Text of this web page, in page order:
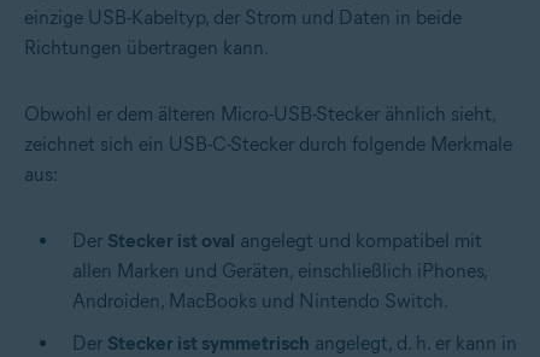
einzige USB-Kabeltyp, der Strom und Daten in beide
Richtungen übertragen kann.
Obwohl er dem älteren Micro-USB-Stecker ähnlich sieht,
zeichnet sich ein USB-C-Stecker durch folgende Merkmale
aus:
Der Stecker ist oval angelegt und kompatibel mit
allen Marken und Geräten, einschließlich iPhones,
Androiden, MacBooks und Nintendo Switch.
Der Stecker ist symmetrisch angelegt, d. h. er kann in